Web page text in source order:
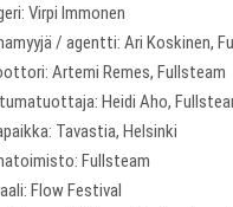
Virpi Immonen
/ agentti: Ari Koskinen,
Artemi Remes, Fullsteam
Heidi Aho,
Tavastia, Helsinki
Fullsteam
Flow Festival